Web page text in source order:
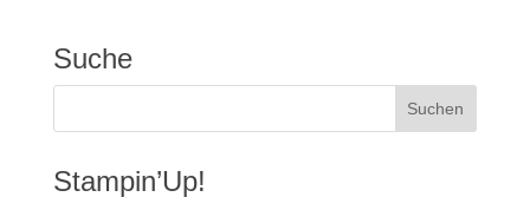
Suche
Stampin’Up!